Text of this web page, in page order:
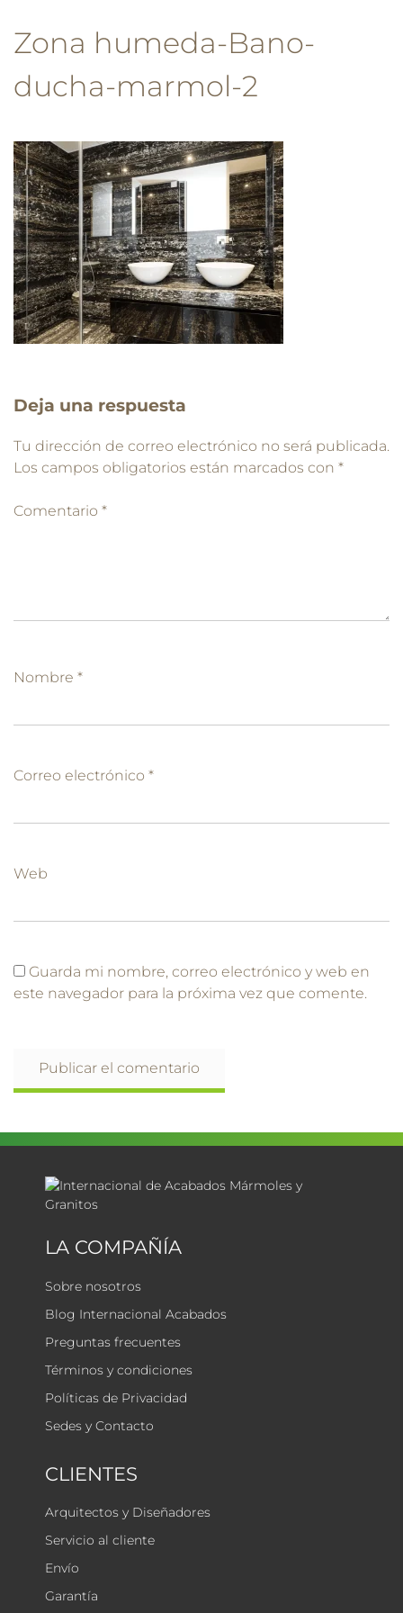
Zona humeda-Bano-
ducha-marmol-2
Deja una respuesta
Tu dirección de correo electrónico no será publicada.
Los campos obligatorios están marcados con *
Comentario *
Nombre *
Correo electrónico *
Web
Guarda mi nombre, correo electrónico y web en
este navegador para la próxima vez que comente.
LA COMPAÑÍA
Sobre nosotros
Blog Internacional Acabados
Preguntas frecuentes
Términos y condiciones
Políticas de Privacidad
Sedes y Contacto
CLIENTES
Arquitectos y Diseñadores
Servicio al cliente
Envío
Garantía